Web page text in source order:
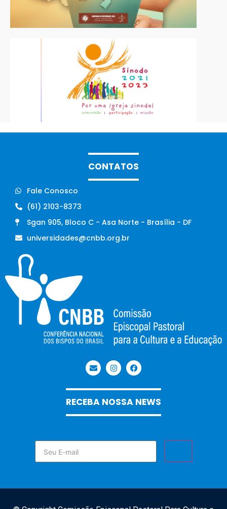
CONTATOS
Fale Conosco
(61) 2103-8373
Sgan 905, Bloco C - Asa Norte - Brasília - DF
universidades@cnbb.org.br
RECEBA NOSSA NEWS